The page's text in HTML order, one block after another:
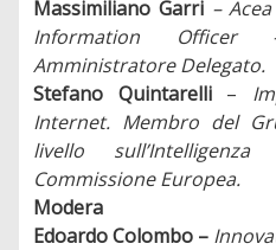
Massimiliano Garri –
Information Officer
Amministratore Delegato.
Stefano Quintarelli –
Internet. Membro del
livello
Commissione Europea.
Modera
Edoardo Colombo –